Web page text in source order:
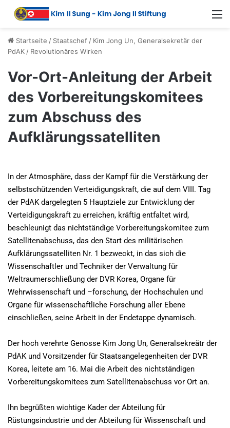
Startseite / Staatschef/ Kim Jong Un, Generalsekretär der
PdAK/ Revolutionäres Wirken
Vor-Ort-Anleitung der Arbeit
des Vorbereitungskomitees
zum Abschuss des
Aufklärungssatelliten
In der Atmosphäre, dass der Kampf für die Verstärkung der
selbstschützenden Verteidigungskraft, die auf dem VIII. Tag
der PdAK dargelegten 5 Hauptziele zur Entwicklung der
Verteidigungskraft zu erreichen, kräftig entfaltet wird,
beschleunigt das nichtständige Vorbereitungskomitee zum
Satellitenabschuss, das den Start des militärischen
Aufklärungssatelliten Nr. 1 bezweckt, in das sich die
Wissenschaftler und Techniker der Verwaltung für
Weltraumerschließung der DVR Korea, Organe für
Wehrwissenschaft und –forschung, der Hochschulen und
Organe für wissenschaftliche Forschung aller Ebene
einschließen, seine Arbeit in der Endetappe dynamisch.
Der hoch verehrte Genosse Kim Jong Un, Generalsekreätr der
PdAK und Vorsitzender für Staatsangelegenheiten der DVR
Korea, leitete am 16. Mai die Arbeit des nichtständigen
Vorbereitungskomitees zum Satellitenabschuss vor Ort an.
Ihn begrüßten wichtige Kader der Abteilung für
Rüstungsindustrie und der Abteilung für Wissenschaft und